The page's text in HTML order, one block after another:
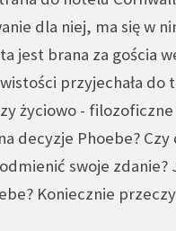
dla niej, ma się w
jest brana za gościa
przyjechała do
życiowo -
decyzje Phoebe?
swoje zdanie?
Koniecznie